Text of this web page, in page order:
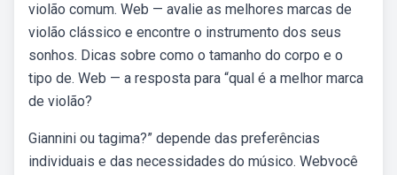
violão comum. Web — avalie as melhores marcas de
violão clássico e encontre o instrumento dos seus
sonhos. Dicas sobre como o tamanho do corpo e o
tipo de. Web — a resposta para “qual é a melhor marca
de violão?
Giannini ou tagima?” depende das preferências
individuais e das necessidades do músico. Webvocê